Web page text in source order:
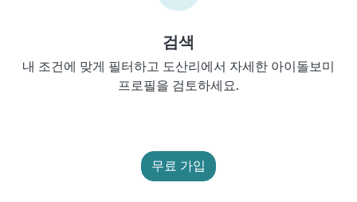
검색
내 조건에 맞게 필터하고 도산리에서 자세한 아이돌보미
프로필을 검토하세요.
무료 가입